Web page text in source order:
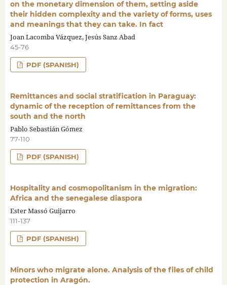
on the monetary dimension of them, setting aside
their hidden complexity and the variety of forms, uses
and meanings that they can take. In fact
Joan Lacomba Vázquez, Jesús Sanz Abad
45-76
PDF (SPANISH)
Remittances and social stratification in Paraguay:
dynamic of the reception of remittances from the
south and the north
Pablo Sebastián Gómez
77-110
PDF (SPANISH)
Hospitality and cosmopolitanism in the migration:
Africa and the senegalese diaspora
Ester Massó Guijarro
111-137
PDF (SPANISH)
Minors who migrate alone. Analysis of the files of child
protection in Aragón.